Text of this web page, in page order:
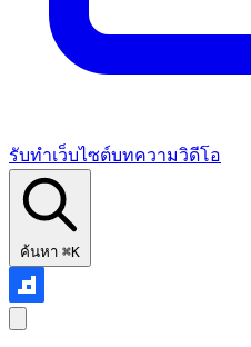
รับทำเว็บไซต์บทความวิดีโอ
ค้นหา ⌘K